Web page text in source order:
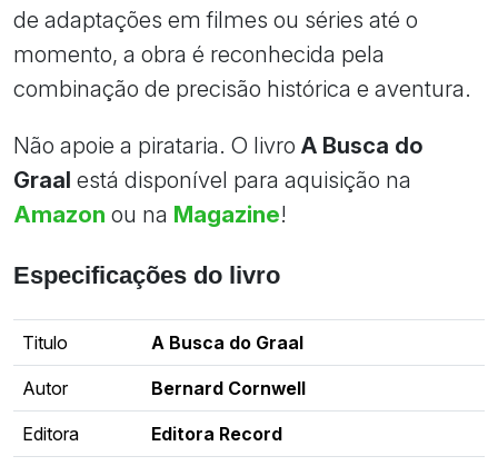
de adaptações em filmes ou séries até o
momento, a obra é reconhecida pela
combinação de precisão histórica e aventura.
Não apoie a pirataria. O livro A Busca do
Graal está disponível para aquisição na
Amazon ou na Magazine!
Especificações do livro
Titulo A Busca do Graal
Autor Bernard Cornwell
Editora Editora Record